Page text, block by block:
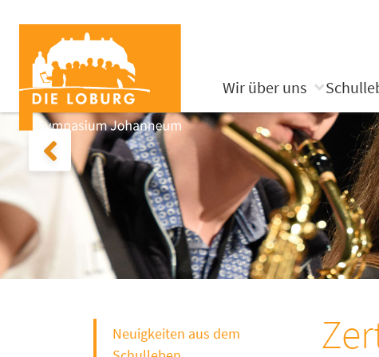
Wir über uns
Neuigkeiten aus dem